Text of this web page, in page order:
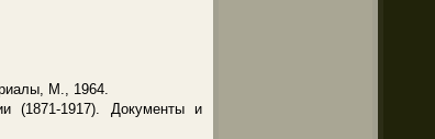
М., 1964.
(1871-1917). Документы и